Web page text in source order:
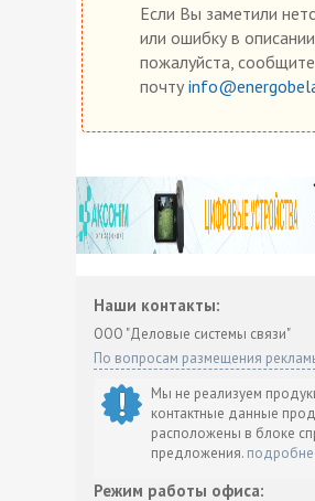
Если Вы заметили
или ошибку в
пожалуйста,
почту
Наши контакты:
ООО "Деловые системы связи"
По вопросам размещения
Мы не реализуем
контактные данные
расположены в блоке
предложения.
Режим работы офиса: